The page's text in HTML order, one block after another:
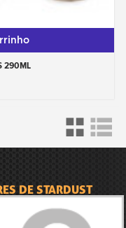
290ML
DE STARDUST